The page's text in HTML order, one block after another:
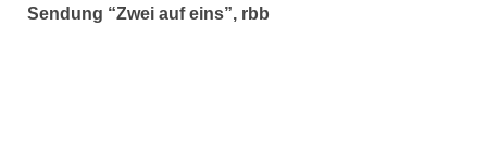
Sendung “Zwei auf eins”, rbb